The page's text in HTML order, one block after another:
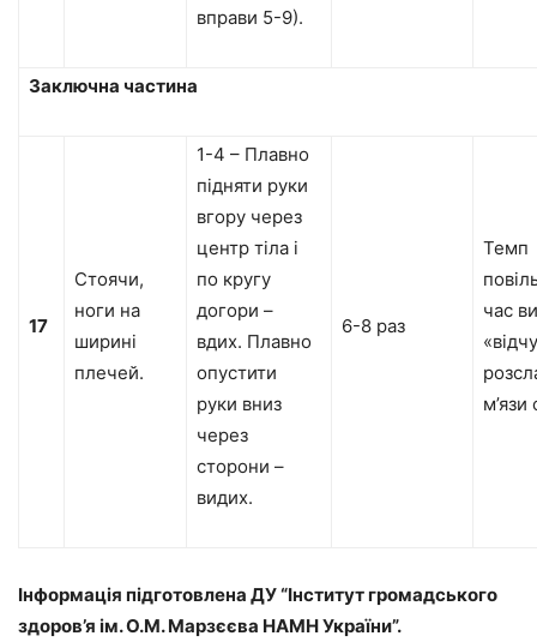
вправи 5-9).
Заключна частина
17
Стоячи,
ноги на
ширині
плечей.
1-4 – Плавно
підняти руки
вгору через
центр тіла і
по кругу
догори –
вдих. Плавно
опустити
руки вниз
через
сторони –
видих.
6-8 раз
Темп
час
м’язи
Інформація підготовлена ДУ “Інститут громадського
здоров’я ім. О.М. Марзєєва НАМН України”.